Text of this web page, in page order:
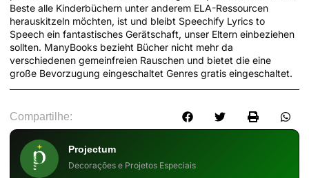
Beste alle Kinderbüchern unter anderem ELA-Ressourcen
herauskitzeln möchten, ist und bleibt Speechify Lyrics to
Speech ein fantastisches Gerätschaft, unser Eltern einbeziehen
sollten. ManyBooks bezieht Bücher nicht mehr da
verschiedenen gemeinfreien Rauschen und bietet die eine
große Bevorzugung eingeschaltet Genres gratis eingeschaltet.
Compartilhe:
Projectum
Decorações e Projetos Especiais